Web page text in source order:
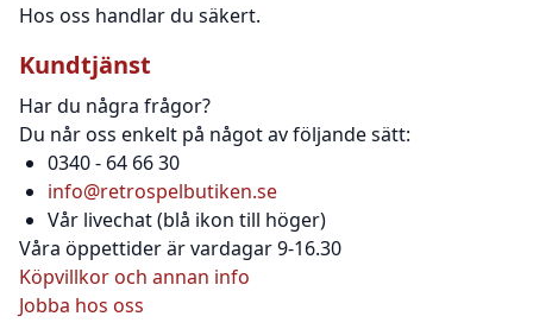
Hos oss handlar du säkert.
Kundtjänst
Har du några frågor?
Du når oss enkelt på något av följande sätt:
0340 - 64 66 30
info@retrospelbutiken.se
Vår livechat (blå ikon till höger)
Våra öppettider är vardagar 9-16.30
Köpvillkor och annan info
Jobba hos oss